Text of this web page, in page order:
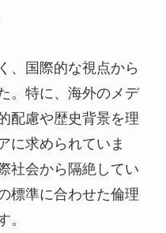
、国際的な視点から
。特に、海外のメデ
配慮や歴史背景を理
に求められていま
社会から隔絶してい
標準に合わせた倫理
。